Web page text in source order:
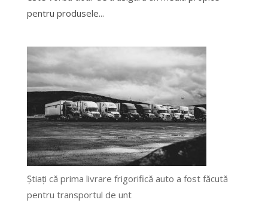
pentru produsele...
Știați că prima livrare frigorifică auto a fost făcută
pentru transportul de unt